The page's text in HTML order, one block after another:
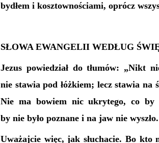
bydłem i kosztownościami, oprócz
SŁOWA EWANGELII WEDŁUG
Jezus powiedział do tłumów: „Nikt
nie stawia pod łóżkiem; lecz stawia
Nie ma bowiem nic ukrytego, co by
by nie było poznane i na jaw nie wyszło.
Uważajcie więc, jak słuchacie. Bo